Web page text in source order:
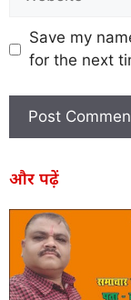
Save my
for the next
और पढ़ें